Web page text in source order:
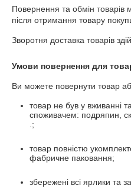
Повернення та обмін товарів
після отримання товару
Зворотня доставка товарів
Умови повернення для
Ви можете повернути товар
товар не був у вживанні
споживачем: подряпин,
.;
товар повністю
фабричне паковання;
збережені всі ярлики та